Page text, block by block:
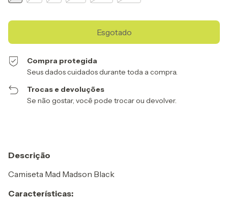
Compra protegida
Seus dados cuidados durante toda a compra.
Trocas e devoluções
Se não gostar, você pode trocar ou devolver.
Descrição
Camiseta Mad Madson Black
Características: